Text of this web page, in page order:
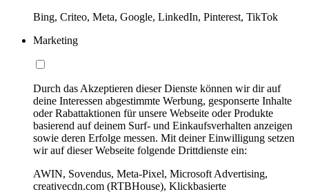
Bing, Criteo, Meta, Google, LinkedIn, Pinterest, TikTok
Marketing
Durch das Akzeptieren dieser Dienste können wir dir auf
deine Interessen abgestimmte Werbung, gesponserte Inhalte
oder Rabattaktionen für unsere Webseite oder Produkte
basierend auf deinem Surf- und Einkaufsverhalten anzeigen
sowie deren Erfolge messen. Mit deiner Einwilligung setzen
wir auf dieser Webseite folgende Drittdienste ein:
AWIN, Sovendus, Meta-Pixel, Microsoft Advertising,
creativecdn.com (RTBHouse), Klickbasierte